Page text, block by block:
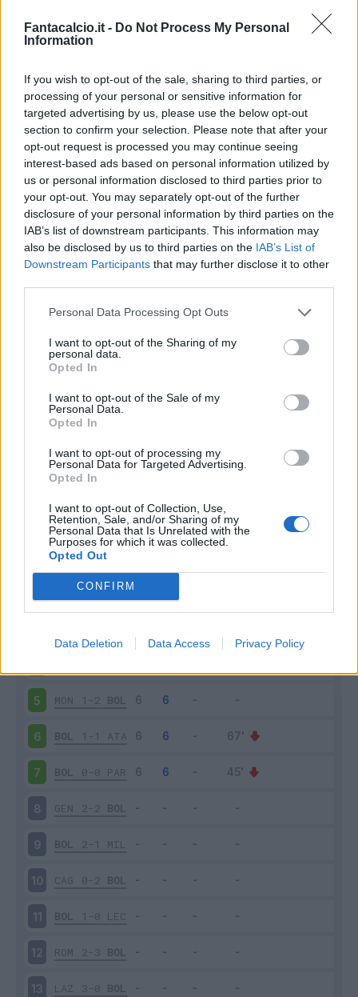
Fantacalcio.it - Do Not Process My Personal
Information
If you wish to opt-out of the sale, sharing to third parties, or
processing of your personal or sensitive information for
targeted advertising by us, please use the below opt-out
section to confirm your selection. Please note that after your
opt-out request is processed you may continue seeing
interest-based ads based on personal information utilized by
us or personal information disclosed to third parties prior to
your opt-out. You may separately opt-out of the further
disclosure of your personal information by third parties on the
IAB’s list of downstream participants. This information may
also be disclosed by us to third parties on the IAB’s List of
Downstream Participants that may further disclose it to other
Personal Data Processing Opt Outs
I want to opt-out of the Sharing of my
personal data.
Opted In
I want to opt-out of the Sale of my
Personal Data.
Opted In
I want to opt-out of processing my
Personal Data for Targeted Advertising.
Opted In
I want to opt-out of Collection, Use,
Retention, Sale, and/or Sharing of my
Personal Data that Is Unrelated with the
Purposes for which it was collected.
Opted Out
CONFIRM
Data Deletion Data Access Privacy Policy
Classic Mantra
Riepilogo stagione
Titolare 9 - 23%
Entrato 5 - 13 %
Squalificato 0 - 0%
Infortunato 0 - 0%
Inutilizzato
Scarica riepilogo
stagionale
Giornata Voto FV EntratoUscito Bonus/Malus
BOL 1-1
3-0 BOL
5 MON 1-2 BOL
6 BOL 1-1 ATA
7 BOL 0-0 PAR
8 GEN 2-2 BOL
9 BOL 2-1 MIL
10 CAG 0-2 BOL
11 BOL 1-0 LEC
12 ROM 2-3 BOL
13 LAZ 3-0 BOL